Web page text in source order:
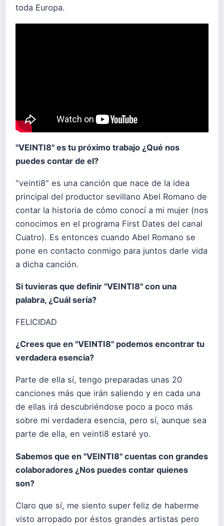
toda Europa.
"VEINTI8" es tu próximo trabajo ¿Qué nos
puedes contar de el?
"veinti8" es una canción que nace de la idea
principal del productor sevillano Abel Romano de
contar la historia de cómo conocí a mi mujer (nos
conocimos en el programa First Dates del canal
Cuatro). Es entonces cuando Abel Romano se
pone en contacto conmigo para juntos darle vida
a dicha canción.
Si tuvieras que definir "VEINTI8" con una
palabra, ¿Cuál sería?
FELICIDAD
¿Crees que en "VEINTI8" podemos encontrar tu
verdadera esencia?
Parte de ella sí, tengo preparadas unas 20
canciones más que irán saliendo y en cada una
de ellas irá descubriéndose poco a poco más
sobre mi verdadera esencia, pero sí, aunque sea
parte de ella, en veinti8 estaré yo.
Sabemos que en "VEINTI8" cuentas con grandes
colaboradores ¿Nos puedes contar quienes
son?
Claro que sí, me siento super feliz de haberme
visto arropado por éstos grandes artistas pero